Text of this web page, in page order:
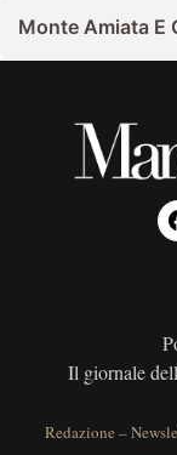
Monte Amiata E
Il giornale
Redazione –